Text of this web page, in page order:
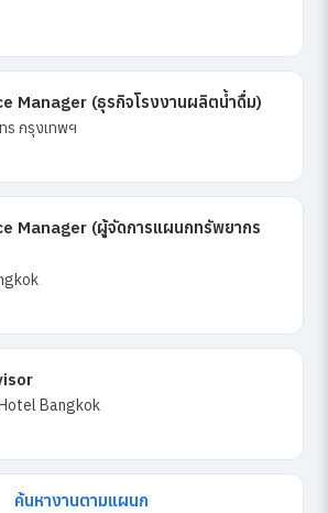
Manager (ธุรกิจโรงงานผลิตน้ำดื่ม)
ร กรุงเทพฯ
Manager (ผู้จัดการแผนกทรัพยากร
Bangkok
ค้นหางานตามแผนก